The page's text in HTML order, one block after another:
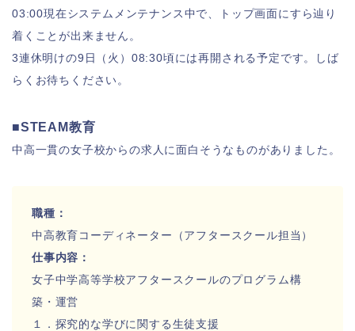
03:00現在システムメンテナンス中で、トップ画面にすら辿り
着くことが出来ません。
3連休明けの9日（火）08:30頃には再開される予定です。しば
らくお待ちください。
■STEAM教育
中高一貫の女子校からの求人に面白そうなものがありました。
職種：
中高教育コーディネーター（アフタースクール担当）
仕事内容：
女子中学高等学校アフタースクールのプログラム構
築・運営
１．探究的な学びに関する生徒支援